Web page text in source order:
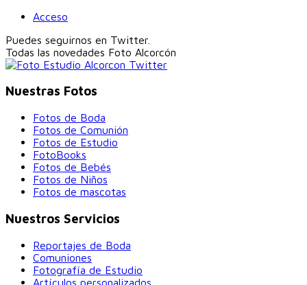
Acceso
Puedes seguirnos en Twitter.
Todas las novedades Foto Alcorcón
Nuestras Fotos
Fotos de Boda
Fotos de Comunión
Fotos de Estudio
FotoBooks
Fotos de Bebés
Fotos de Niños
Fotos de mascotas
Nuestros Servicios
Reportajes de Boda
Comuniones
Fotografía de Estudio
Artículos personalizados